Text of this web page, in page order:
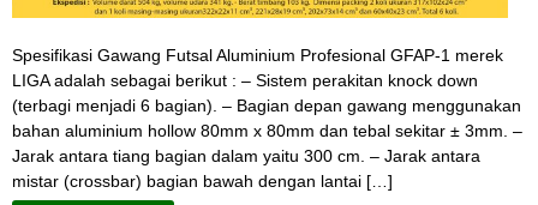
Spesifikasi Gawang Futsal Aluminium Profesional GFAP-1 merek
LIGA adalah sebagai berikut : – Sistem perakitan knock down
(terbagi menjadi 6 bagian). – Bagian depan gawang menggunakan
bahan aluminium hollow 80mm x 80mm dan tebal sekitar ± 3mm. –
Jarak antara tiang bagian dalam yaitu 300 cm. – Jarak antara
mistar (crossbar) bagian bawah dengan lantai […]